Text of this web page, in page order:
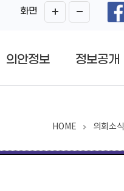
화면
의안정보 정보공개
HOME 의회소식